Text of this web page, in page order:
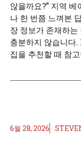
않을까요?” 지역
나 한 번쯤 느껴본
장 정보가 존재하
충분하지 않습니
집을 추천할 때 참
6월 28, 2026